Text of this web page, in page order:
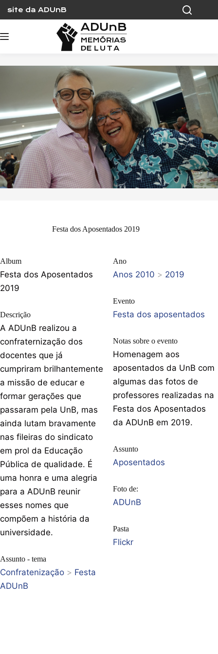
content
site da ADUnB
Festa dos Aposentados 2019
Album
Festa dos Aposentados
2019
Descrição
A ADUnB realizou a
confraternização dos
docentes que já
cumpriram brilhantemente
a missão de educar e
formar gerações que
passaram pela UnB, mas
ainda lutam bravamente
nas fileiras do sindicato
em prol da Educação
Pública de qualidade. É
uma honra e uma alegria
para a ADUnB reunir
esses nomes que
compõem a história da
universidade.
Assunto - tema
Confratenização > Festa
ADUnB
Ano
Anos 2010 > 2019
Evento
Festa dos aposentados
Notas sobre o evento
Homenagem aos
aposentados da UnB com
algumas das fotos de
professores realizadas na
Festa dos Aposentados
da ADUnB em 2019.
Assunto
Aposentados
Foto de:
ADUnB
Pasta
Flickr